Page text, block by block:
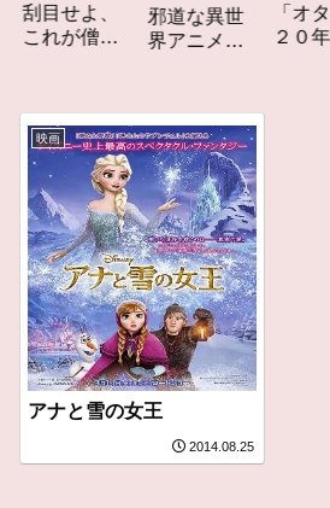
せよ、
が僧侶
特集ア
コラム
邪道な異世
界アニメ
ビュー
「オタク歴
２０年の私
メ」アニメ
コラム #私を
構成する5つ
のアニメ
映画
アナと雪の女王
2014.08.25